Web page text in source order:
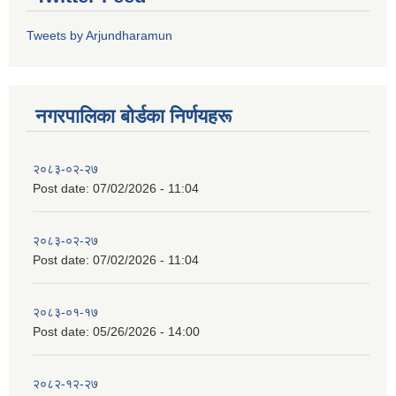
Tweets by Arjundharamun
नगरपालिका बाेर्डका निर्णयहरू
२०८३-०२-२७
Post date: 07/02/2026 - 11:04
२०८३-०२-२७
Post date: 07/02/2026 - 11:04
२०८३-०१-१७
Post date: 05/26/2026 - 14:00
२०८२-१२-२७